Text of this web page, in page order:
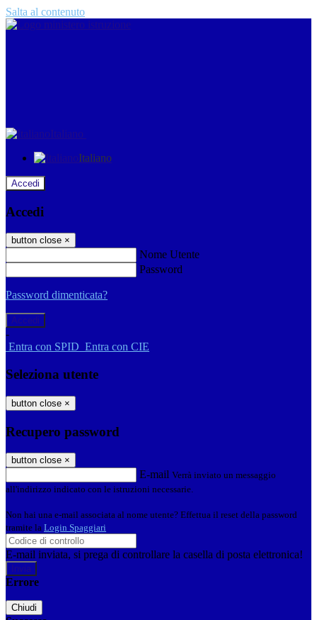
Salta al contenuto
Italiano
Italiano
Accedi
Accedi
button close ×
Nome Utente
Password
Password dimenticata?
-
Entra con SPID Entra con CIE
Seleziona utente
button close ×
Recupero password
button close ×
E-mail Verrà inviato un messaggio
all'indirizzo indicato con le istruzioni necessarie.
Non hai una e-mail associata al nome utente? Effettua il reset della password
tramite la Login Spaggiari
E-mail inviata, si prega di controllare la casella di posta elettronica!
Errore
Chiudi